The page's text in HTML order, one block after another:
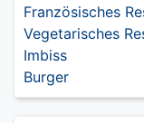
Französisches
Vegetarisches
Imbiss
Burger